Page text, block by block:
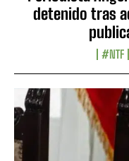
detenido tras
#NTF